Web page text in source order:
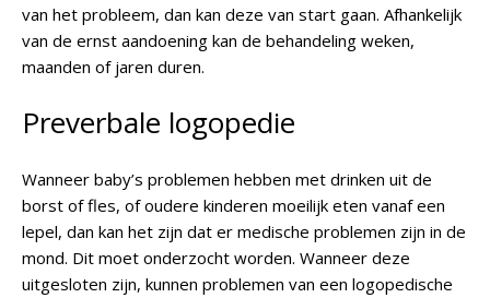
van het probleem, dan kan deze van start gaan. Afhankelijk
van de ernst aandoening kan de behandeling weken,
maanden of jaren duren.
Preverbale logopedie
Wanneer baby’s problemen hebben met drinken uit de
borst of fles, of oudere kinderen moeilijk eten vanaf een
lepel, dan kan het zijn dat er medische problemen zijn in de
mond. Dit moet onderzocht worden. Wanneer deze
uitgesloten zijn, kunnen problemen van een logopedische